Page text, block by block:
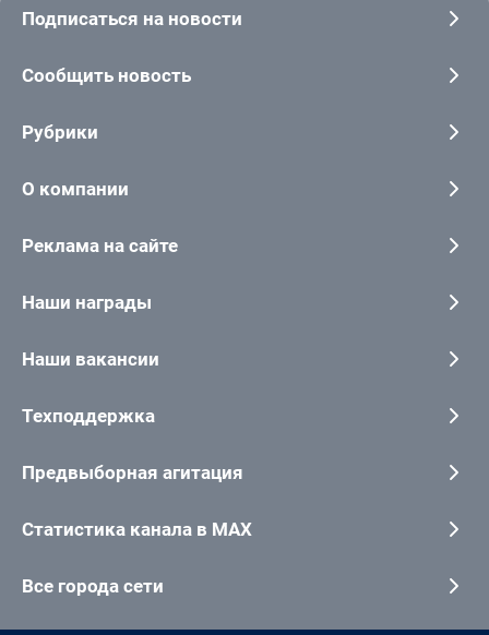
Подписаться на новости
Сообщить новость
Рубрики
О компании
Реклама на сайте
Наши награды
Наши вакансии
Техподдержка
Предвыборная агитация
Статистика канала в MAX
Все города сети